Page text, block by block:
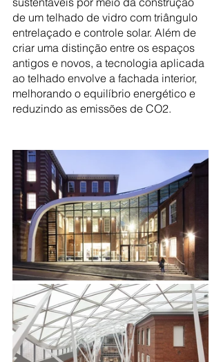
de um telhado de vidro com triângulo
entrelaçado e controle solar. Além de
criar uma distinção entre os espaços
antigos e novos, a tecnologia aplicada
ao telhado envolve a fachada interior,
melhorando o equilíbrio energético e
reduzindo as emissões de CO2.